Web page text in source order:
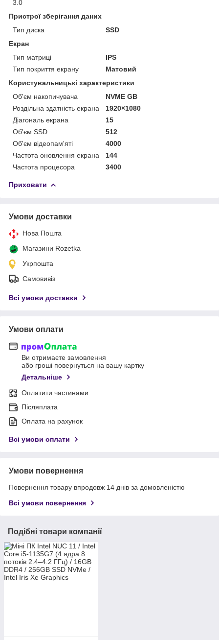
3.0
Пристрої зберігання даних
Тип диска
SSD
Екран
Тип матриці
IPS
Тип покриття екрану
Матовий
Користувальницькі характеристики
Об'єм накопичувача
NVME GB
Роздільна здатність екрана
1920×1080
Діагональ екрана
15
Об'єм SSD
512
Об'єм відеопам'яті
4000
Частота оновлення екрана
144
Частота процесора
3400
Приховати
Умови доставки
Нова Пошта
Магазини Rozetka
Укрпошта
Самовивіз
Всі умови доставки
Умови оплати
Ви отримаєте замовлення
або гроші повернуться на вашу картку
Детальніше
Оплатити частинами
Післяплата
Оплата на рахунок
Всі умови оплати
Умови повернення
Повернення товару впродовж 14 днів за домовленістю
Всі умови повернення
Подібні товари компанії